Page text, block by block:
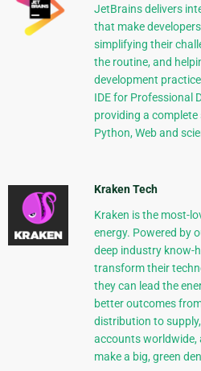
JetBrains delivers
that make
simplifying their
the routine, and
development
IDE for Professional
providing a
Python, Web and
Kraken Tech
Kraken is the most-
energy. Powered by
deep industry know-
transform their
they can lead the
better outcomes
distribution to
accounts worldwide,
make a big, green